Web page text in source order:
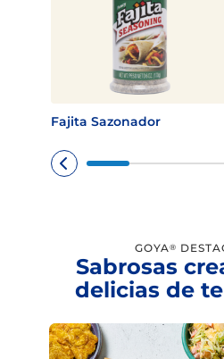
Fajita Sazonador
GOYA®
Sabrosas
delicias de